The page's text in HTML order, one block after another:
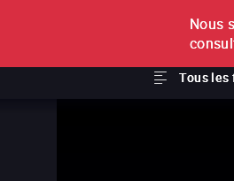
À
Tous les
Nous